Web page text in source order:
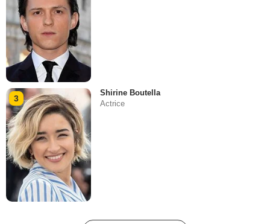
3
Shirine Boutella
Actrice